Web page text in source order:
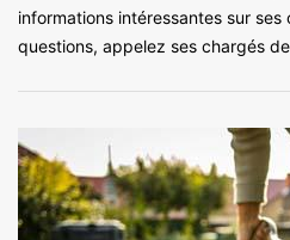
informations intéressantes sur
questions, appelez ses chargés